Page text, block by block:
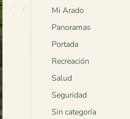
Mi Arado
Panoramas
Portada
Recreación
Salud
Seguridad
Sin categoría